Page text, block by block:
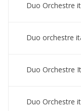
Duo Orchestre
Duo orchestre
Duo Orchestre
Duo Orchestre